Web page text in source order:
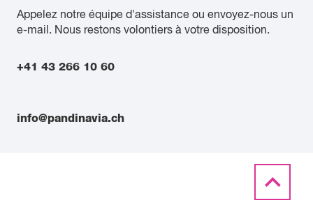
Appelez notre équipe d'assistance ou envoyez-nous un
e-mail. Nous restons volontiers à votre disposition.
+41 43 266 10 60
info@pandinavia.ch